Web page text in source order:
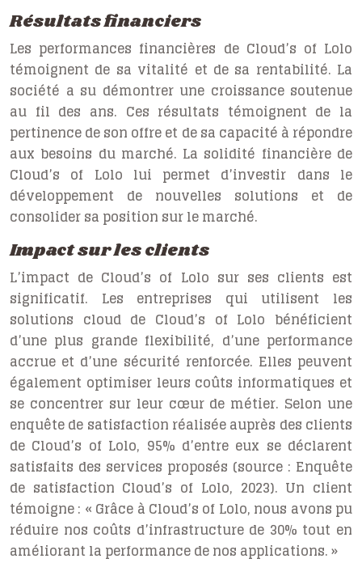
Résultats financiers
Les performances financières de Cloud’s of Lolo
témoignent de sa vitalité et de sa rentabilité. La
société a su démontrer une croissance soutenue
au fil des ans. Ces résultats témoignent de la
pertinence de son offre et de sa capacité à répondre
aux besoins du marché. La solidité financière de
Cloud’s of Lolo lui permet d’investir dans le
développement de nouvelles solutions et de
consolider sa position sur le marché.
Impact sur les clients
L’impact de Cloud’s of Lolo sur ses clients est
significatif. Les entreprises qui utilisent les
solutions cloud de Cloud’s of Lolo bénéficient
d’une plus grande flexibilité, d’une performance
accrue et d’une sécurité renforcée. Elles peuvent
également optimiser leurs coûts informatiques et
se concentrer sur leur cœur de métier. Selon une
enquête de satisfaction réalisée auprès des clients
de Cloud’s of Lolo, 95% d’entre eux se déclarent
satisfaits des services proposés (source : Enquête
de satisfaction Cloud’s of Lolo, 2023). Un client
témoigne : « Grâce à Cloud’s of Lolo, nous avons pu
réduire nos coûts d’infrastructure de 30% tout en
améliorant la performance de nos applications. »